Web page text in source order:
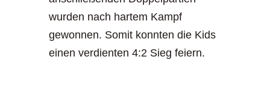
wurden nach hartem Kampf
gewonnen. Somit konnten die Kids
einen verdienten 4:2 Sieg feiern.